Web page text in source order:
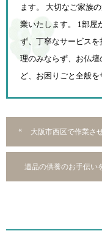
ます。 大切なご家族
業いたします。 1部屋
ず、 丁寧なサービス
理のみならず、お仏壇
ど、お困りごと全般を
大阪市西区で作業さ
遺品の供養のお手伝い